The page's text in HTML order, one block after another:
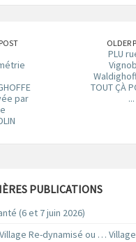
par
OLDER
PLU
TOUT ÇÀ
PUBLICATIONS
(6 et 7 juin 2026)
Village Re-dynamisé ou …